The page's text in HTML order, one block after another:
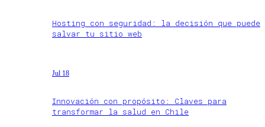
Hosting con seguridad: la decisión que puede
salvar tu sitio web
Jul 18
Innovación con propósito: Claves para
transformar la salud en Chile